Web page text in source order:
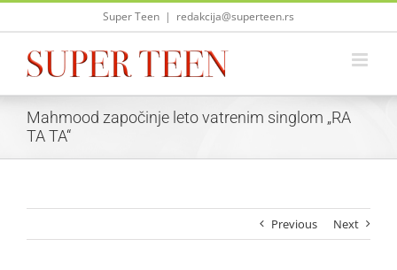
Skip
Super Teen | redakcija@superteen.rs
Mahmood započinje leto vatrenim singlom „RA
TA TA“
Previous Next